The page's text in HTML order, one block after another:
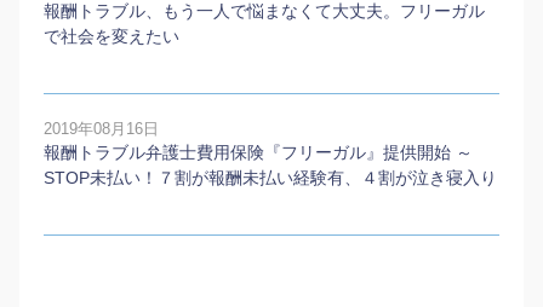
報酬トラブル、もう一人で悩まなくて大丈夫。フリーガル
で社会を変えたい
2019年08月16日
報酬トラブル弁護士費用保険『フリーガル』提供開始 ～
STOP未払い！７割が報酬未払い経験有、４割が泣き寝入り